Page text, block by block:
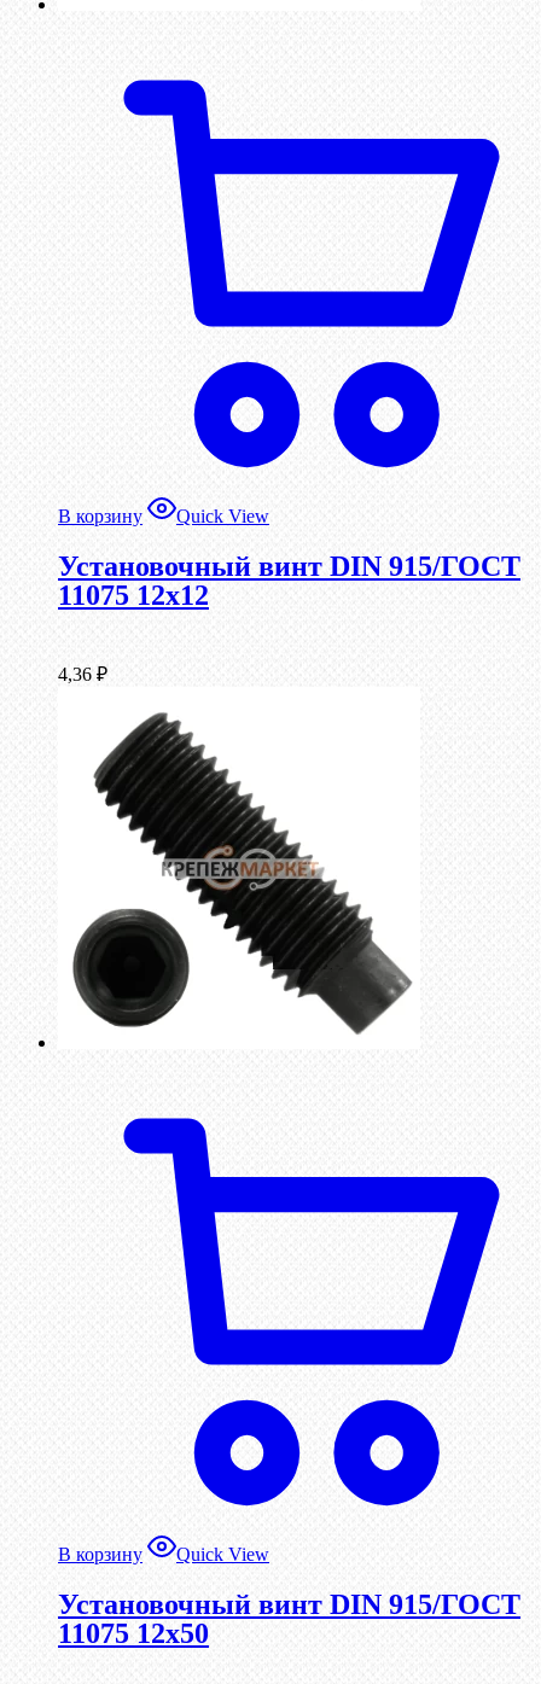
В корзину Quick View
Установочный винт DIN 915/ГОСТ
11075 12х12
4,36 ₽
В корзину Quick View
Установочный винт DIN 915/ГОСТ
11075 12х50